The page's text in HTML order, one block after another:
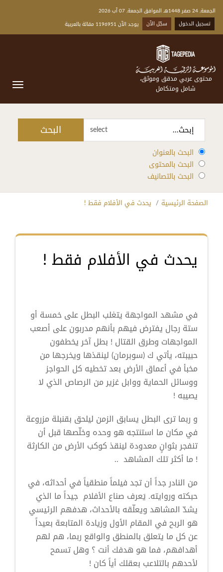
الجمعة, 24 صفر 1448هـ الموافق الجمعة, 07 آب 2026
تسجيل الدخول
سجّل الآن يوجد الآن 1196951 مقالة بالعربية
محتوى عربي مدقق وموثق،
شامل ومتكامل
select البحث
البحث بالعنوان
البحث بالمحتوى
البحث بالتصانيف
الصفحة الرئيسية يحدث في الأفلام فقط !
يحدث في الأفلام فقط !
في مشهد المواجهة يتغلب البطل على خمسة أو
ستة رجال يفترض فيهم بأنهم مدربون على أصعب
المواجهات وطرق القتال ! بطل آخر يخطفون
حبيبته، يأتي ك (سوبرمان) لينقذها ويخرجها من
مخبأ في أعماق الأرض بعد تخطيه كل الحواجز
ووسائل الحماية ووابل غزير من الرصاص الذي لا
يصيبه !
و ربما ترى البطل يسابق الزمن ليلحق بقنبلة مزروعة
في مكان ما استنتجه هو وحده وخلّصها قبل أن
تنفجر بثوانٍ معدودة لينقذ كوكب الأرض من الكارثة
! ما أكثر تلك المشاهد ..
من النادر جداً أن تجد فيلماً منطقياً في أحداثه، في
حبكته وروايته. يَعرف صناع الأفلام جيداً ما الذي
يشدّ المشاهد ويعلّقه بالأحداث، هدفهم الرئيسي
هو الربح في المقام الأول وزيادة المتابعة بعيداً
عن كل ما يتعلق بالمنطق والواقع ربما، هم لهم
أهدافهم، فما هو هدفك أنت ؟ وهل تسمح
لأحدهم بالتلاعب بعقلك أياً كان !